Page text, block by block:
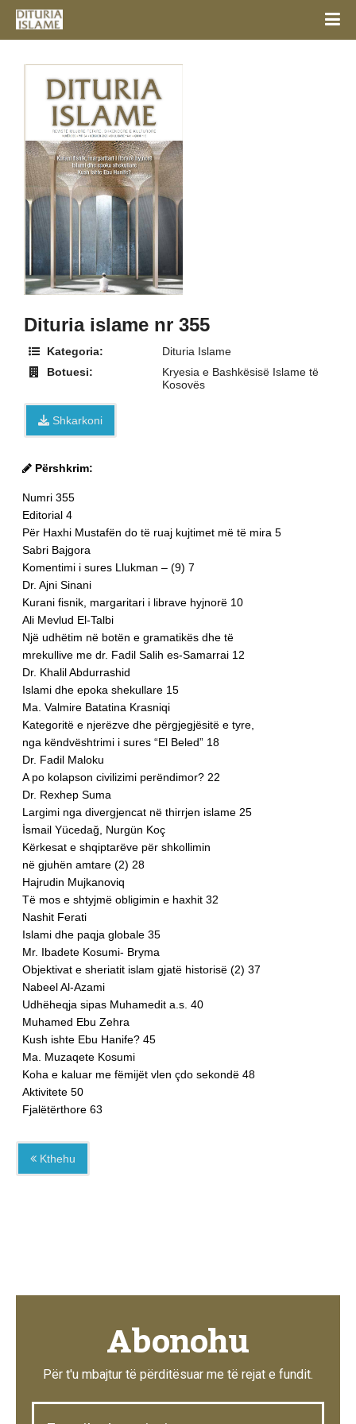
Dituria islame nr 355
Kategoria:
Dituria Islame
Botuesi:
Kryesia e Bashkësisë Islame të
Kosovës
Shkarkoni
Përshkrim:
Numri 355
Editorial 4
Për Haxhi Mustafën do të ruaj kujtimet më të mira 5
Sabri Bajgora
Komentimi i sures Llukman – (9) 7
Dr. Ajni Sinani
Kurani fisnik, margaritari i librave hyjnorë 10
Ali Mevlud El-Talbi
Një udhëtim në botën e gramatikës dhe të
mrekullive me dr. Fadil Salih es-Samarrai 12
Dr. Khalil Abdurrashid
Islami dhe epoka shekullare 15
Ma. Valmire Batatina Krasniqi
Kategoritë e njerëzve dhe përgjegjësitë e tyre,
nga këndvështrimi i sures “El Beled” 18
Dr. Fadil Maloku
A po kolapson civilizimi perëndimor? 22
Dr. Rexhep Suma
Largimi nga divergjencat në thirrjen islame 25
İsmail Yücedağ, Nurgün Koç
Kërkesat e shqiptarëve për shkollimin
në gjuhën amtare (2) 28
Hajrudin Mujkanoviq
Të mos e shtyjmë obligimin e haxhit 32
Nashit Ferati
Islami dhe paqja globale 35
Mr. Ibadete Kosumi- Bryma
Objektivat e sheriatit islam gjatë historisë (2) 37
Nabeel Al-Azami
Udhëheqja sipas Muhamedit a.s. 40
Muhamed Ebu Zehra
Kush ishte Ebu Hanife? 45
Ma. Muzaqete Kosumi
Koha e kaluar me fëmijët vlen çdo sekondë 48
Aktivitete 50
Fjalëtërthore 63
Kthehu
Abonohu
Për t'u mbajtur të përditësuar me të rejat e fundit.